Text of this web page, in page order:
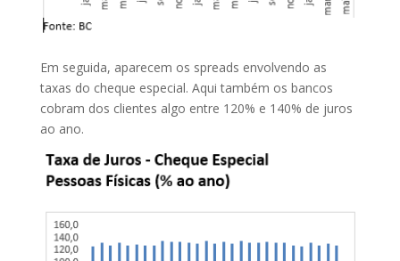
Em seguida, aparecem os spreads envolvendo as
taxas do cheque especial. Aqui também os bancos
cobram dos clientes algo entre 120% e 140% de juros
ao ano.